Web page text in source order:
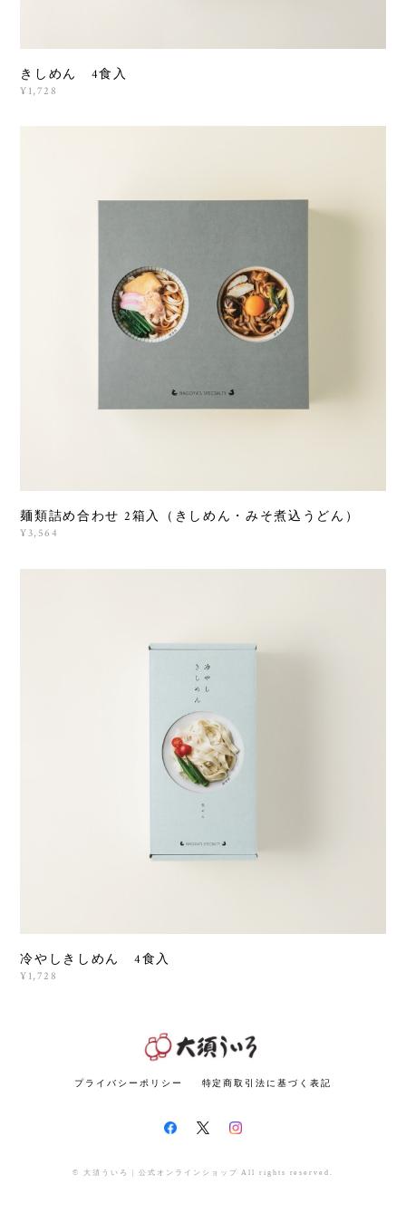
きしめん 4食入
¥1,728
麺類詰め合わせ 2箱入（きしめん・みそ煮込うどん）
¥3,564
冷やしきしめん 4食入
¥1,728
プライバシーポリシー 特定商取引法に基づく表記
© 大須ういろ | 公式オンラインショップ All rights reserved.